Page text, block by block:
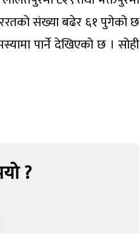
संख्या बढेर ६१ पुगेको छ
पार्ने देखिएको छ । सोही
?